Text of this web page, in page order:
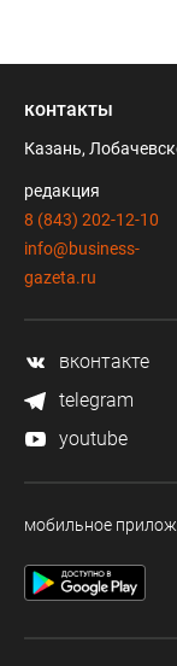
контакты
Казань,
редакция
8 (843) 202-12-10
info@business-
gazeta.ru
вконтакте
telegram
youtube
мобильное